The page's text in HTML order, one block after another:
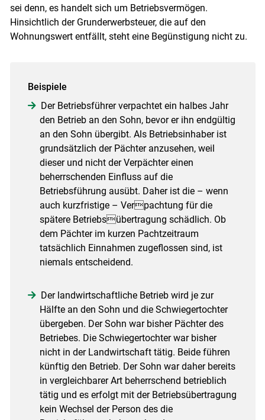
sei denn, es handelt sich um Betriebsvermögen.
Hinsichtlich der Grunderwerbsteuer, die auf den
Wohnungswert entfällt, steht eine Begünstigung nicht zu.
Beispiele
Der Betriebsführer verpachtet ein halbes Jahr
den Betrieb an den Sohn, bevor er ihn endgültig
an den Sohn übergibt. Als Betriebsinhaber ist
grundsätzlich der Pächter anzusehen, weil
dieser und nicht der Verpächter einen
beherrschenden Einfluss auf die
Betriebsführung ausübt. Daher ist die – wenn
auch kurzfristige – Verpachtung für die
spätere Betriebsübertragung schädlich. Ob
dem Pächter im kurzen Pachtzeitraum
tatsächlich Einnahmen zugeflossen sind, ist
niemals entscheidend.
Der landwirtschaftliche Betrieb wird je zur
Hälfte an den Sohn und die Schwiegertochter
übergeben. Der Sohn war bisher Pächter des
Betriebes. Die Schwiegertochter war bisher
nicht in der Landwirtschaft tätig. Beide führen
künftig den Betrieb. Der Sohn war daher bereits
in vergleichbarer Art beherrschend betrieblich
tätig und es erfolgt mit der Betriebsübertragung
kein Wechsel der Person des die